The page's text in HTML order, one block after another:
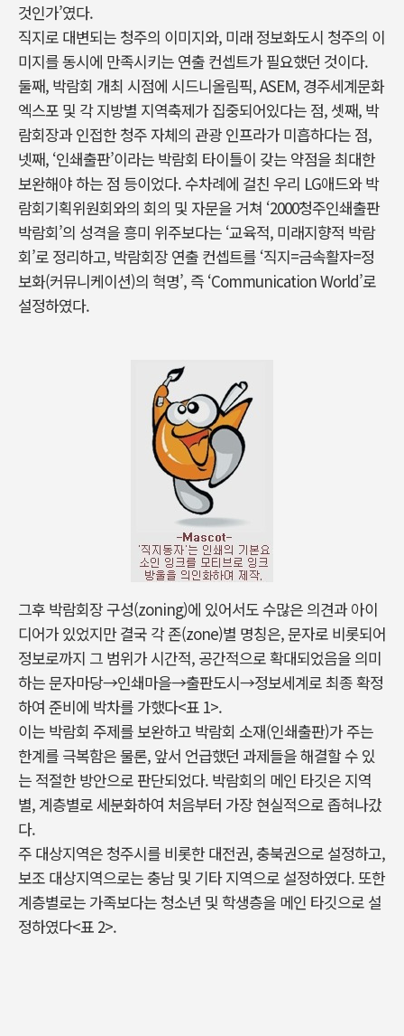
것인가’였다.
직지로 대변되는 청주의 이미지와, 미래 정보화도시 청주의 이
미지를 동시에 만족시키는 연출 컨셉트가 필요했던 것이다.
둘째, 박람회 개최 시점에 시드니올림픽, ASEM, 경주세계문화
엑스포 및 각 지방별 지역축제가 집중되어있다는 점, 셋째, 박
람회장과 인접한 청주 자체의 관광 인프라가 미흡하다는 점,
넷째, ‘인쇄출판’이라는 박람회 타이틀이 갖는 약점을 최대한
보완해야 하는 점 등이었다. 수차례에 걸친 우리 LG애드와 박
람회기획위원회와의 회의 및 자문을 거쳐 ‘2000청주인쇄출판
박람회’의 성격을 흥미 위주보다는 ‘교육적, 미래지향적 박람
회’로 정리하고, 박람회장 연출 컨셉트를 ‘직지=금속활자=정
보화(커뮤니케이션)의 혁명’, 즉 ‘Communication World’로
설정하였다.
그후 박람회장 구성(zoning)에 있어서도 수많은 의견과 아이
디어가 있었지만 결국 각 존(zone)별 명칭은, 문자로 비롯되어
정보로까지 그 범위가 시간적, 공간적으로 확대되었음을 의미
하는 문자마당→인쇄마을→출판도시→정보세계로 최종 확정
하여 준비에 박차를 가했다<표 1>.
이는 박람회 주제를 보완하고 박람회 소재(인쇄출판)가 주는
한계를 극복함은 물론, 앞서 언급했던 과제들을 해결할 수 있
는 적절한 방안으로 판단되었다. 박람회의 메인 타깃은 지역
별, 계층별로 세분화하여 처음부터 가장 현실적으로 좁혀나갔
다.
주 대상지역은 청주시를 비롯한 대전권, 충북권으로 설정하고,
보조 대상지역으로는 충남 및 기타 지역으로 설정하였다. 또한
계층별로는 가족보다는 청소년 및 학생층을 메인 타깃으로 설
정하였다<표 2>.